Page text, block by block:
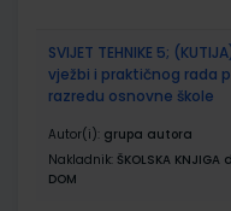
SVIJET TEHNIKE 5;
vježbi i praktičnog rada
razredu osnovne škole
Autor(i): grupa autora
Nakladnik: ŠKOLSKA KNJIGA
DOM